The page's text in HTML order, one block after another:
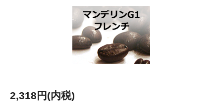
2,318円(内税)